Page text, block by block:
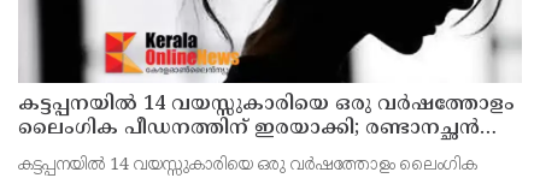
കട്ടപ്പനയില്‍ 14 വയസ്സുകാരിയെ ഒരു വര്‍ഷത്തോളം
ലൈംഗിക പീഡനത്തിന് ഇരയാക്കി; രണ്ടാനച്ഛൻ
പിടിയില്‍
കട്ടപ്പനയില്‍ 14 വയസ്സുകാരിയെ ഒരു വർഷത്തോളം ലൈംഗിക